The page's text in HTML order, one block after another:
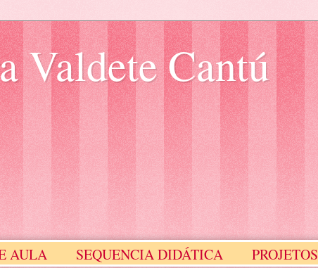
Valdete Cantú
AULA SEQUENCIA DIDÁTICA PROJETOS